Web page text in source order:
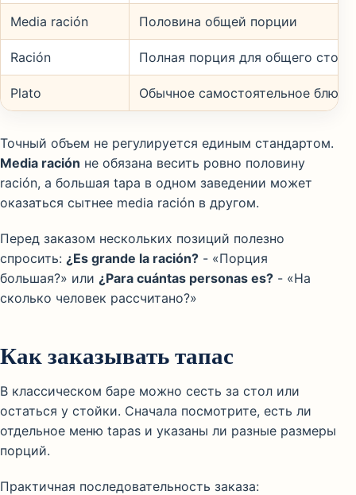
Media ración Половина общей порции
Ración Полная порция для общего стола
Plato Обычное самостоятельное блюдо
Точный объем не регулируется единым стандартом.
Media ración не обязана весить ровно половину
ración, а большая tapa в одном заведении может
оказаться сытнее media ración в другом.
Перед заказом нескольких позиций полезно
спросить: ¿Es grande la ración? - «Порция
большая?» или ¿Para cuántas personas es? - «На
сколько человек рассчитано?»
Как заказывать тапас
В классическом баре можно сесть за стол или
остаться у стойки. Сначала посмотрите, есть ли
отдельное меню tapas и указаны ли разные размеры
порций.
Практичная последовательность заказа: